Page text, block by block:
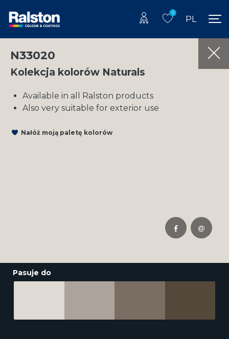
0
PL
N33020
Kolekcja kolorów Naturals
Available in all Ralston products
Also very suitable for exterior use
Nałóż moją paletę kolorów
Pasuje do